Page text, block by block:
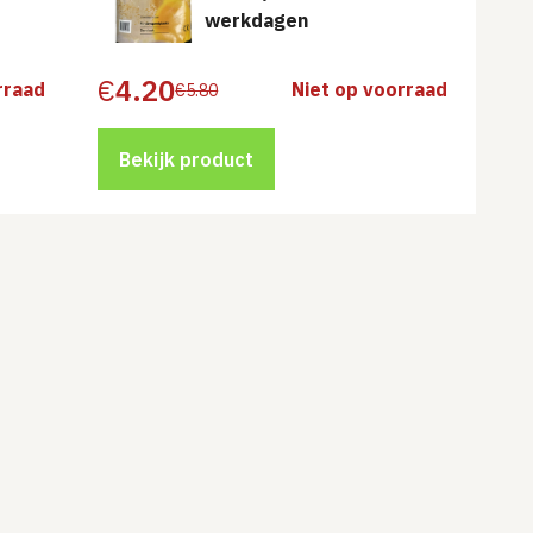
werkdagen
€5.80
Oorspronkelijke
was:
€5.80.
€4.20
Huidige
is:
€4.20.
Niet op voorraad
Bekijk product